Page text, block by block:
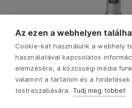
Az ezen a webhelyen
Cookie-kat használunk a webhely
használatával kapcsolatos
elemzésére, a közösségi média
valamint a tartalom és a
testreszabására. Tudj meg többet